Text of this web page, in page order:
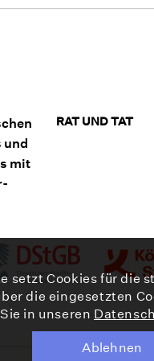
setzt Cookies für die
die eingesetzten
in unseren
Ablehnen
und
mit
RAT UND TAT